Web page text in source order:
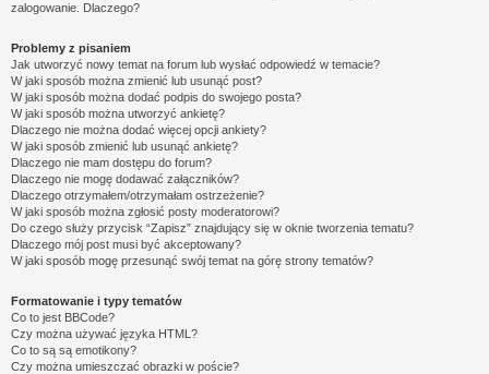
zalogowanie. Dlaczego?
Problemy z pisaniem
Jak utworzyć nowy temat na forum lub wysłać odpowiedź w temacie?
W jaki sposób można zmienić lub usunąć post?
W jaki sposób można dodać podpis do swojego posta?
W jaki sposób można utworzyć ankietę?
Dlaczego nie można dodać więcej opcji ankiety?
W jaki sposób zmienić lub usunąć ankietę?
Dlaczego nie mam dostępu do forum?
Dlaczego nie mogę dodawać załączników?
Dlaczego otrzymałem/otrzymałam ostrzeżenie?
W jaki sposób można zgłosić posty moderatorowi?
Do czego służy przycisk “Zapisz” znajdujący się w oknie tworzenia tematu?
Dlaczego mój post musi być akceptowany?
W jaki sposób mogę przesunąć swój temat na górę strony tematów?
Formatowanie i typy tematów
Co to jest BBCode?
Czy można używać języka HTML?
Co to są są emotikony?
Czy można umieszczać obrazki w poście?